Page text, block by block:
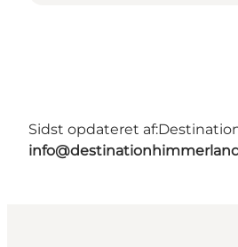
Sidst opdateret af: